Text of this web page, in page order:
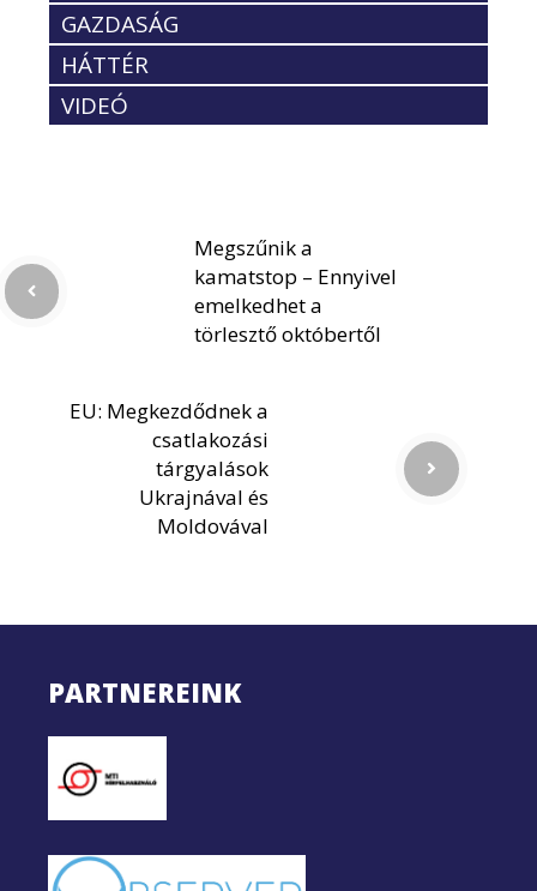
GAZDASÁG
HÁTTÉR
VIDEÓ
Megszűnik a
kamatstop – Ennyivel
emelkedhet a
törlesztő októbertől
EU: Megkezdődnek a
csatlakozási
tárgyalások
Ukrajnával és
Moldovával
PARTNEREINK